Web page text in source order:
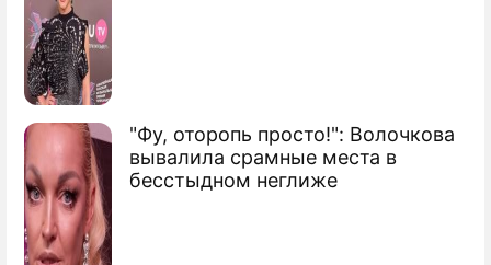
"Фу, оторопь просто!": Волочкова
вывалила срамные места в
бесстыдном неглиже